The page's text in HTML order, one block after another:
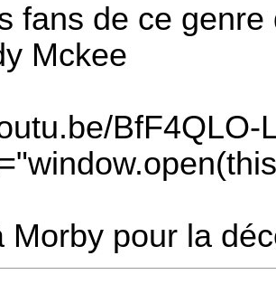
fans de ce
Mckee
BfF4QLO-
Morby pour la